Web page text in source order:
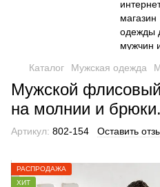
Каталог Мужская одежда
Мужской
на молнии и брюки.
Артикул: 802-154 Оставить
РАСПРОДАЖА
ХИТ